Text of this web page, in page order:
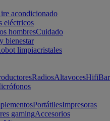
acondicionado
eléctricos
hombresCuidado
bienestar
limpiacristales
RadiosAltavocesHifi
PortátilesImpresoras
gamingAccesorios